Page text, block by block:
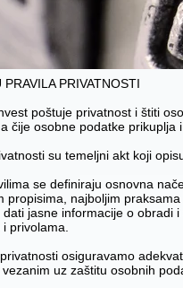
PRAVILA PRIVATNOSTI
poštuje privatnost i štiti
čije osobne podatke prikuplja
su temeljni akt koji
se definiraju osnovna
propisima, najboljim
dati jasne informacije o obradi
privolama.
osiguravamo
uz zaštitu osobnih